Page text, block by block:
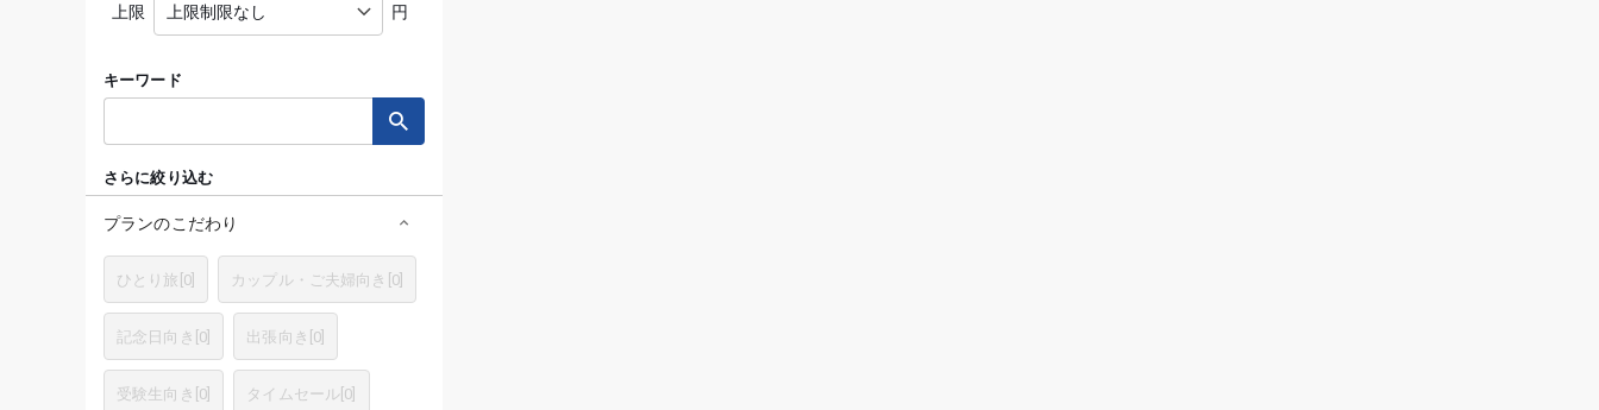
上限 円
キーワード
さらに絞り込む
プランのこだわり
ひとり旅 [0] カップル・ご夫婦向き [0]
記念日向き [0] 出張向き [0]
受験生向き [0] タイムセール [0]